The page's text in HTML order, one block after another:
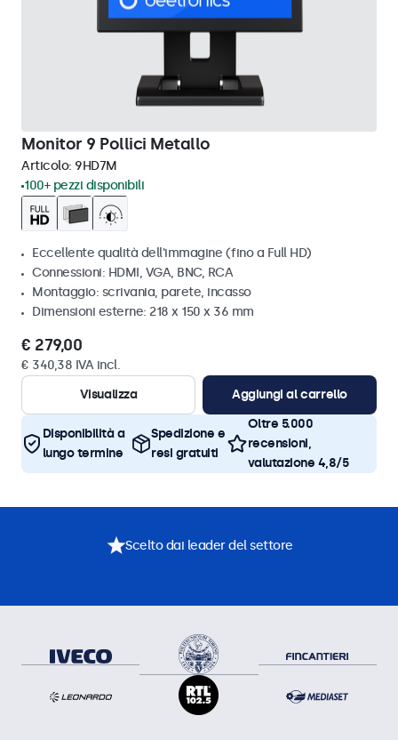
Monitor 9 Pollici Metallo
Articolo: 9HD7M
100+ pezzi disponibili
Eccellente qualità dell'immagine (fino a Full HD)
Connessioni: HDMI, VGA, BNC, RCA
Montaggio: scrivania, parete, incasso
Dimensioni esterne: 218 x 150 x 36 mm
€ 279,00
€ 340,38 IVA incl.
Visualizza
Aggiungi al carrello
Disponibilità a
lungo termine
Spedizione e
resi gratuiti
Oltre 5.000
recensioni,
valutazione 4,8/5
Scelto dai leader del settore